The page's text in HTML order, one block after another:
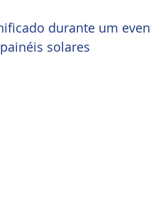
durante um
solares